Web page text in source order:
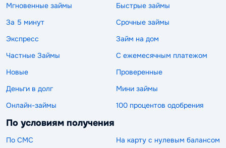
Мгновенные займы
Быстрые займы
За 5 минут
Срочные займы
Экспресс
Займ на дом
Частные Займы
С ежемесячным платежом
Новые
Проверенные
Деньги в долг
Мини займы
Онлайн-займы
100 процентов одобрения
По условиям получения
По СМС
На карту с нулевым балансом